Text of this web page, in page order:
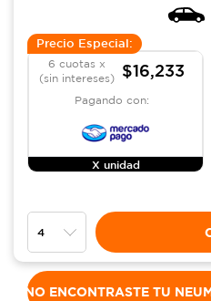
Precio Especial:
6 cuotas x
(sin intereses)
$16,233
Pagando con:
X unidad
NO ENCONTRASTE TU